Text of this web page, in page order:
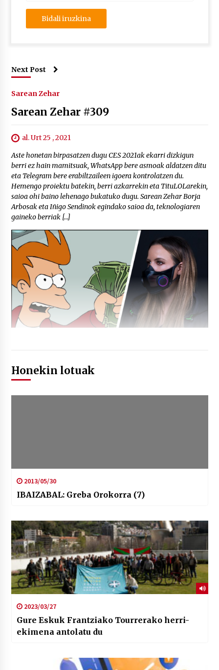
Next Post
Sarean Zehar
Sarean Zehar #309
al. Urt 25 , 2021
Aste honetan birpasatzen dugu CES 2021ak ekarri dizkigun
berri ez hain mamitsuak, WhatsApp bere asmoak aldatzen ditu
eta Telegram bere erabiltzaileen igoera kontrolatzen du.
Hemengo proiektu batekin, berri azkarrekin eta TituLOLarekin,
saioa ohi baino lehenago bukatuko dugu. Sarean Zehar Borja
Arbosak eta Iñigo Sendinok egindako saioa da, teknologiaren
gaineko berriak […]
Honekin lotuak
2013/05/30
IBAIZABAL: Greba Orokorra (7)
2023/03/27
Gure Eskuk Frantziako Tourrerako herri-
ekimena antolatu du